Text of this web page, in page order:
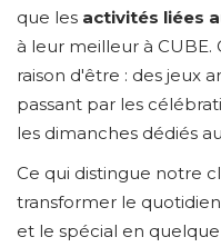
que les activités liées
à leur meilleur à CUBE.
raison d'être : des jeux
passant par les
les dimanches dédiés
Ce qui distingue notre
transformer le
et le spécial en